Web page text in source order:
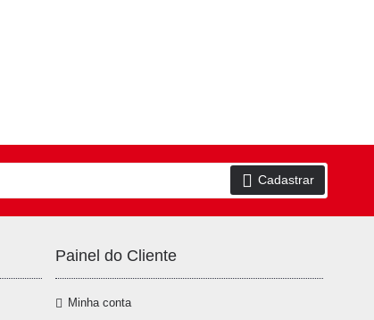
Cadastrar
Painel do Cliente
Minha conta